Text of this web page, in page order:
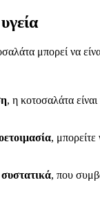
μπορεί να
, η κοτοσαλάτα
, μπορείτε
συστατικά, που